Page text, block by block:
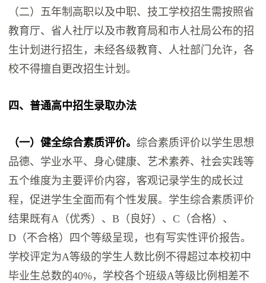
（二）五年制高职以及中职、技工学校招生需按照省
教育厅、省人社厅以及市教育局和市人社局公布的招
生计划进行招生，未经各级教育、人社部门允许，各
校不得擅自更改招生计划。
四、普通高中招生录取办法
（一）健全综合素质评价。综合素质评价以学生思想
品德、学业水平、身心健康、艺术素养、社会实践等
五个维度为主要评价内容，客观记录学生的成长过
程，促进学生全面而有个性发展。学生综合素质评价
结果既有A（优秀）、B（良好）、C（合格）、
D（不合格）四个等级呈现，也有写实性评价报告。
学校评定为A等级的学生人数比例不得超过本校初中
毕业生总数的40%，学校各个班级A等级比例相差不